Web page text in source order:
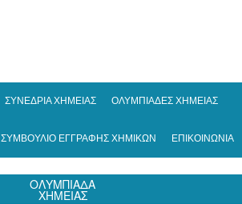
ΣΥΝΕΔΡΙΑ ΧΗΜΕΙΑΣ ΟΛΥΜΠΙΑΔΕΣ ΧΗΜΕΙΑΣ
ΣΥΜΒΟΥΛΙΟ ΕΓΓΡΑΦΗΣ ΧΗΜΙΚΩΝ ΕΠΙΚΟΙΝΩΝΙΑ
ΟΛΥΜΠΙΑΔΑ
ΧΗΜΕΙΑΣ